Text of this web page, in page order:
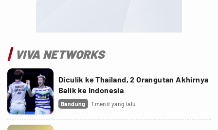
VIVA NETWORKS
Diculik ke Thailand, 2 Orangutan Akhirnya
Balik ke Indonesia
Bandung 1 menit yang lalu